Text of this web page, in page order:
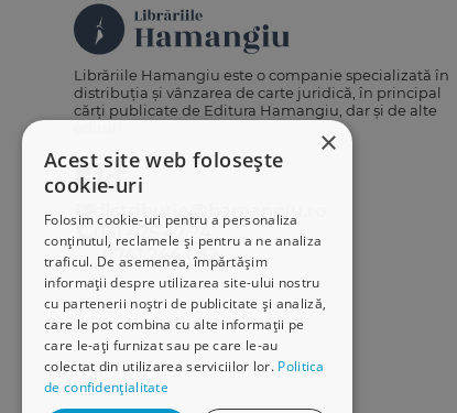
×
Acest site web folosește
cookie-uri
Folosim cookie-uri pentru a personaliza
conținutul, reclamele și pentru a ne analiza
traficul. De asemenea, împărtășim
informații despre utilizarea site-ului nostru
cu partenerii noștri de publicitate și analiză,
care le pot combina cu alte informații pe
care le-ați furnizat sau pe care le-au
colectat din utilizarea serviciilor lor. Politica
de confidențialitate
Librăriile Hamangiu este o companie specializată în
distribuția și vânzarea de carte juridică, în principal
cărți publicate de Editura Hamangiu, dar și de alte
distributie@hamangiu.ro
031 425 42 24
0741 244 032